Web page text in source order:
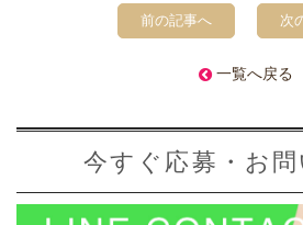
前の記事へ 次
一覧へ戻る
今すぐ応募・お